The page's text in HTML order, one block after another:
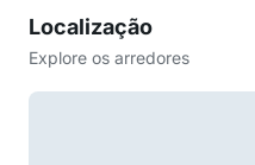
Localização
Explore os arredores